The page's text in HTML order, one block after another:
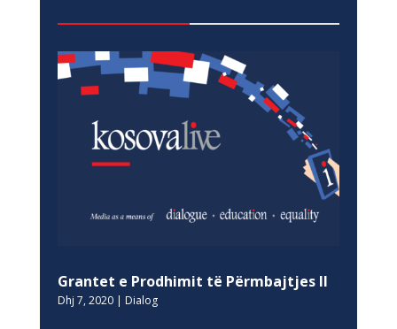
Grantet e Prodhimit të Përmbajtjes II
Dhj 7, 2020| Dialog